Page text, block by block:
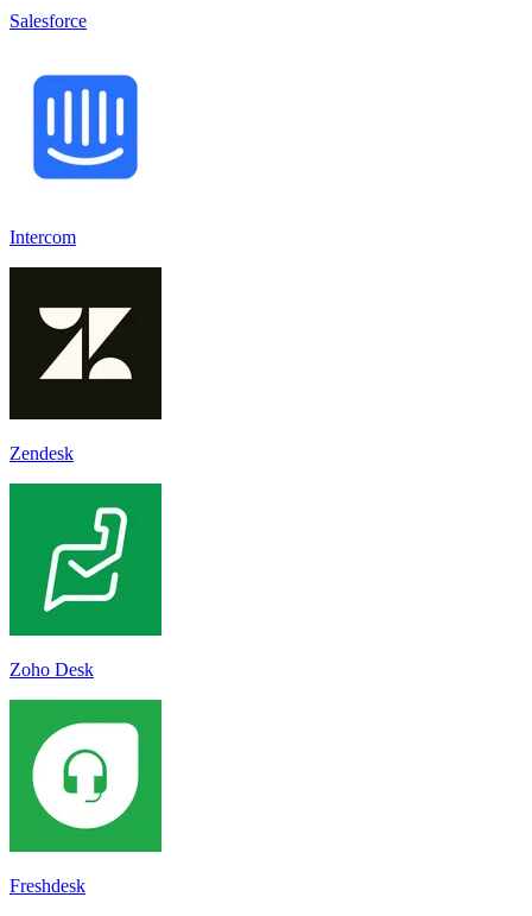
Salesforce
Intercom
Zendesk
Zoho Desk
Freshdesk